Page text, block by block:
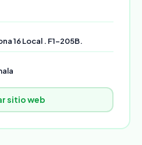
16 Local . F1-205B.
sitio web